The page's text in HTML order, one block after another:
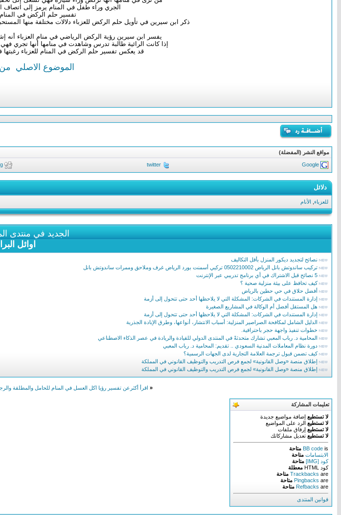
الجري وراء طفل في المنام يرمز إلى اتصاف
تفسير حلم الركض في المنام
ذكر ابن سيرين في تأويل حلم الركض للعزباء دﻻﻻت مختلفة منها
يفسر ابن سيرين رؤية الركض الرياضي في منام العزباء
إذا كانت الرائية طالبة تدرس وشاهدت في منامها أنها تجري
قد يعكس تفسير حلم الركض في المنام للعزباء
الموضوع الاصلي من
مواقع النشر (المفضلة)
Google
twitter
دلائل
للعزباء الأنام
الجديد في منتدى
اوائل
نصائح لتجديد ديكور المنزل بأقل التكاليف
تركيب ساندوتش بانل الرياض 0502210002 تركيي أسمنت بورد الرياض غرف وملاحق وممرات ساندوتش بانل
5 نصائح قبل الاشتراك في أي برنامج تدريبي عبر الإنترنت
كيف تحافظ على بيئة منزلية صحية ؟
أفضل حلاق في حي حطين بالرياض
إدارة المستندات في الشركات: المشكلة التي لا يلاحظها أحد حتى تتحول إلى أزمة
هل المستقل أفضل أم الوكالة في المشاريع الصغيرة
إدارة المستندات في الشركات: المشكلة التي لا يلاحظها أحد حتى تتحول إلى أزمة
الدليل الشامل لمكافحة الصراصير المنزلية: أسباب الانتشار، أنواعها، وطرق الإبادة الجذرية
خطوات تنفيذ واجهة حجر باحترافية.
المحامية د. رباب المعبي تشارك متحدثةً في المنتدى الدولي للقيادة والريادة في عصر الذكاء الاصطناعي
دورة نظام المعاملات المدنية السعودي .. تقديم: المحامية د. رباب المعبي
كيف تضمن قبول ترجمة العلامة التجارية لدى الجهات الرسمية؟
إطلاق منصة «وصل القانونية» لجمع فرص التدريب والتوظيف القانوني في المملكة
إطلاق منصة «وصل القانونية» لجمع فرص التدريب والتوظيف القانوني في المملكة
« اقرأ أكثرعن تفسير رؤيا اكل العسل في المنام للحامل والمطلقة
تعليمات المشاركة
لا تستطيع إضافة مواضيع جديدة
لا تستطيع الرد على المواضيع
لا تستطيع إرفاق ملفات
لا تستطيع تعديل مشاركاتك
BB code is
متاحة
الابتسامات متاحة
كود [IMG]
متاحة
كود HTML
معطلة
Trackbacks are
متاحة
Pingbacks are
متاحة
Refbacks are متاحة
قوانين المنتدى